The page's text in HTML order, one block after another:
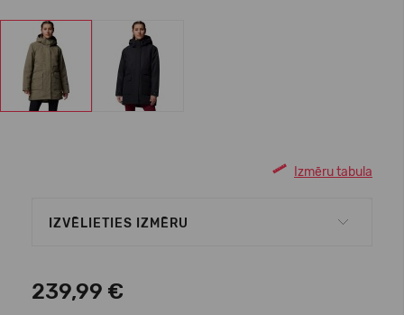
Izmēru tabula
IZVĒLIETIES IZMĒRU
239,99 €